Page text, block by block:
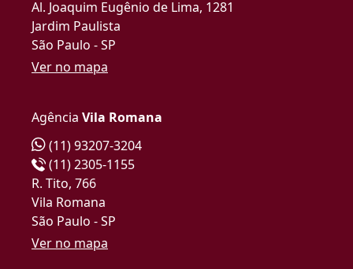
Al. Joaquim Eugênio de Lima, 1281
Jardim Paulista
São Paulo - SP
Ver no mapa
Agência Vila Romana
(11) 93207-3204
(11) 2305-1155
R. Tito, 766
Vila Romana
São Paulo - SP
Ver no mapa